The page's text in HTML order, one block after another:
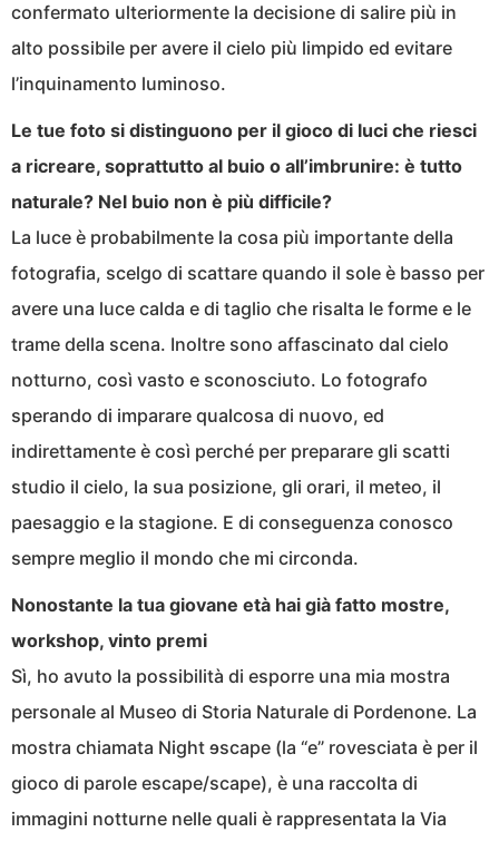
confermato ulteriormente la decisione di salire più in
alto possibile per avere il cielo più limpido ed evitare
l’inquinamento luminoso.
Le tue foto si distinguono per il gioco di luci che riesci
a ricreare, soprattutto al buio o all’imbrunire: è tutto
naturale? Nel buio non è più difficile?
La luce è probabilmente la cosa più importante della
fotografia, scelgo di scattare quando il sole è basso per
avere una luce calda e di taglio che risalta le forme e le
trame della scena. Inoltre sono affascinato dal cielo
notturno, così vasto e sconosciuto. Lo fotografo
sperando di imparare qualcosa di nuovo, ed
indirettamente è così perché per preparare gli scatti
studio il cielo, la sua posizione, gli orari, il meteo, il
paesaggio e la stagione. E di conseguenza conosco
sempre meglio il mondo che mi circonda.
Nonostante la tua giovane età hai già fatto mostre,
workshop, vinto premi
Sì, ho avuto la possibilità di esporre una mia mostra
personale al Museo di Storia Naturale di Pordenone. La
mostra chiamata Night ɘscape (la “e” rovesciata è per il
gioco di parole escape/scape), è una raccolta di
immagini notturne nelle quali è rappresentata la Via